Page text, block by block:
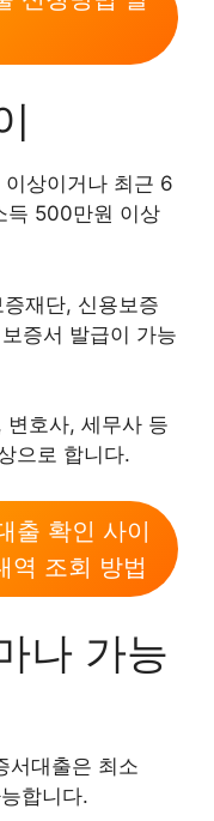
상이거나 최근 6
득 500만원 이상
재단, 신용보증
증서 발급이 가능
변호사, 세무사 등
으로 합니다.
출 확인 사이
역 조회 방법
나 가능
서대출은 최소
합니다.